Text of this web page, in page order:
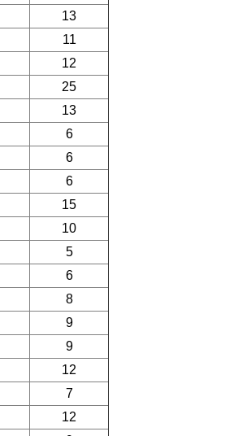
13
11
12
25
13
6
6
6
15
10
5
6
8
9
9
12
7
12